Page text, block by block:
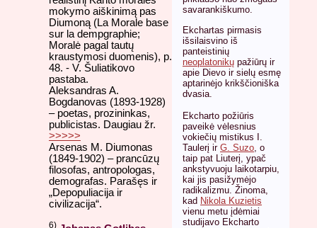
savarankiškumo.
Ekchartas pirmasis
išsilaisvino iš
panteistinių
neoplatonikų pažiūrų ir
apie Dievo ir sielų esmę
aptarinėjo krikščioniška
dvasia.
Ekcharto požiūris
paveikė vėlesnius
vokiečių mistikus I.
Taulerį ir G. Suzo , o
taip pat Liuterį, ypač
ankstyvuoju laikotarpiu,
kai jis pasižymėjo
radikalizmu. Žinoma,
kad Nikola Kuzietis
vienu metu įdėmiai
studijavo Ekcharto
mokymo aiškinimą pas
Diumoną (La Morale base
sur la dempgraphie;
Moralė pagal tautų
kraustymosi duomenis), p.
48. - V. Šuliatikovo
pastaba.
Aleksandras A.
Bogdanovas (1893-1928)
– poetas, prozininkas,
publicistas. Daugiau žr.
>>>>>
Arsenas M. Diumonas
(1849-1902) – prancūzų
filosofas, antropologas,
demografas. Parašęs ir
„Depopuliacija ir
civilizacija“.
6)